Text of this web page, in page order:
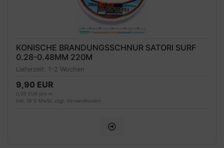
KONISCHE BRANDUNGSSCHNUR SATORI SURF
0.28-0.48MM 220M
Lieferzeit: 1-2 Wochen
9,90 EUR
0,05 EUR pro m
inkl. 19 % MwSt. zzgl. Versandkosten